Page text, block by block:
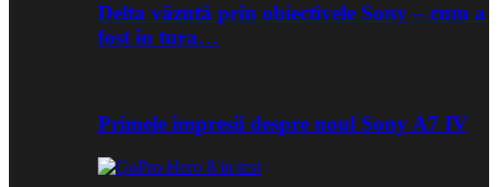
Delta văzută prin obiectivele Sony – cum a
fost în tura…
Primele impresii despre noul Sony A7 IV